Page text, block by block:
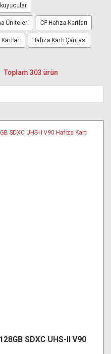
Üniteleri CF Hafıza Kartları
Hafıza Kartı Çantası
Toplam 303 ürün
SDXC UHS-II V90